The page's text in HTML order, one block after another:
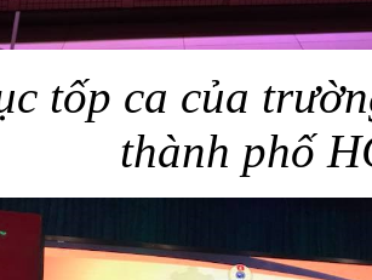
tốp ca của
thành phố